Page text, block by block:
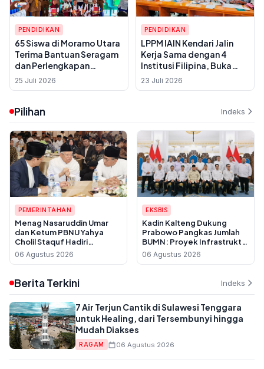
PENDIDIKAN
65 Siswa di Moramo Utara
Terima Bantuan Seragam
dan Perlengkapan
Sekolah dari PT DSSP
Power Kendari
25 Juli 2026
PENDIDIKAN
LPPM IAIN Kendari Jalin
Kerja Sama dengan 4
Institusi Filipina, Buka
Peluang Pertukaran Dosen
dan Mahasiswa
23 Juli 2026
Pilihan Indeks
PEMERINTAHAN
Menag Nasaruddin Umar
dan Ketum PBNU Yahya
Cholil Staquf Hadiri
Peluncuran Buku Pemikiran
KH Ma'ruf Amin Jelang
06 Agustus 2026
EKSBIS
Kadin Kalteng Dukung
Prabowo Pangkas Jumlah
BUMN: Proyek Infrastruktur
Sering Disubkon, UMKM
Daerah Jadi Korban
06 Agustus 2026
Berita Terkini Indeks
7 Air Terjun Cantik di Sulawesi Tenggara
untuk Healing, dari Tersembunyi hingga
Mudah Diakses
RAGAM 06 Agustus 2026